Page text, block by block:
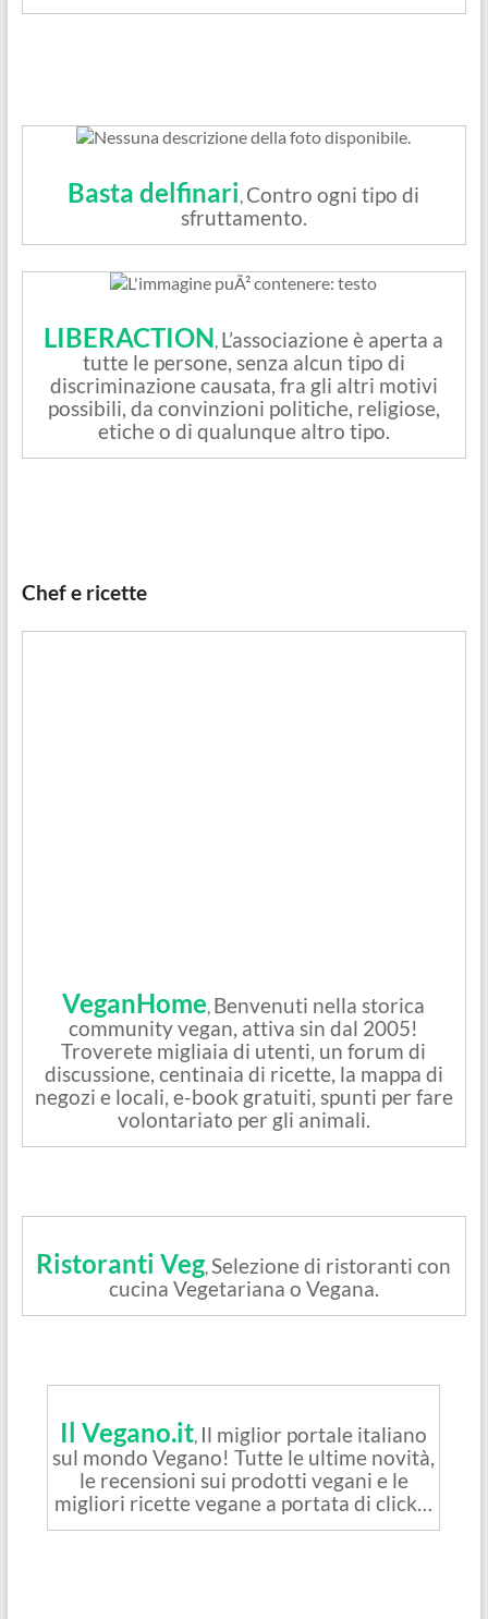
Basta delfinari Contro ogni tipo di
sfruttamento.
LIBERACTION, L’associazione è aperta a
tutte le persone, senza alcun tipo di
discriminazione causata, fra gli altri motivi
possibili, da convinzioni politiche, religiose,
etiche o di qualunque altro tipo.
Chef e ricette
VeganHome, Benvenuti nella storica
community vegan, attiva sin dal 2005!
Troverete migliaia di utenti, un forum di
discussione, centinaia di ricette, la mappa di
negozi e locali, e-book gratuiti, spunti per fare
volontariato per gli animali.
Ristoranti Veg,Selezione di ristoranti con
cucina Vegetariana o Vegana.
Il Vegano.it, Il miglior portale italiano
sul mondo Vegano! Tutte le ultime novità,
le recensioni sui prodotti vegani e le
migliori ricette vegane a portata di click…